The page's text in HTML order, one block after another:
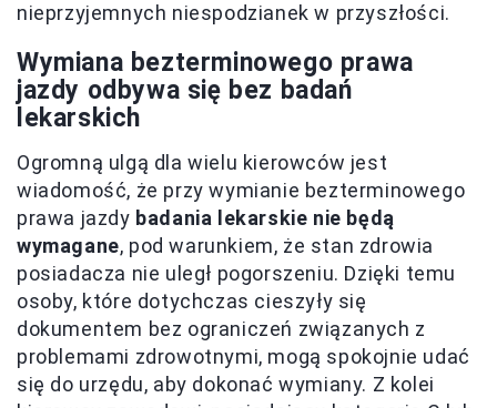
nieprzyjemnych niespodzianek w przyszłości.
Wymiana bezterminowego prawa
jazdy odbywa się bez badań
lekarskich
Ogromną ulgą dla wielu kierowców jest
wiadomość, że przy wymianie bezterminowego
prawa jazdy badania lekarskie nie będą
wymagane, pod warunkiem, że stan zdrowia
posiadacza nie uległ pogorszeniu. Dzięki temu
osoby, które dotychczas cieszyły się
dokumentem bez ograniczeń związanych z
problemami zdrowotnymi, mogą spokojnie udać
się do urzędu, aby dokonać wymiany. Z kolei